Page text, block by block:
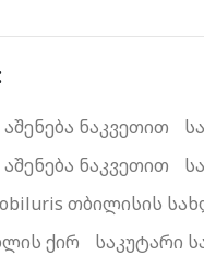
ნაკვეთით
ნაკვეთით
mobiluris
ქირ
საკუტარი